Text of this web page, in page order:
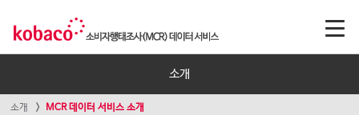
소개
소개 MCR 데이터 서비스 소개